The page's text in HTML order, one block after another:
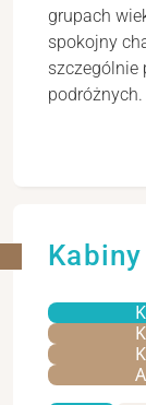
grupach
spokojny
szczególnie
podróżnych.
Kabiny